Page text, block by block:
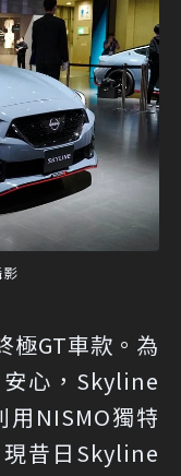
極GT車款。為
心，Skyline
用NISMO獨特
昔日Skyline